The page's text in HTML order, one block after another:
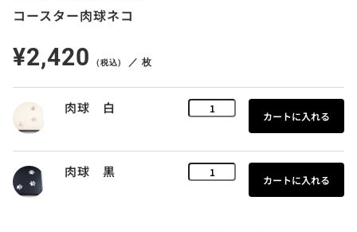
コースター肉球ネコ
¥2,420 (税込) ／ 枚
肉球 白
肉球 黒